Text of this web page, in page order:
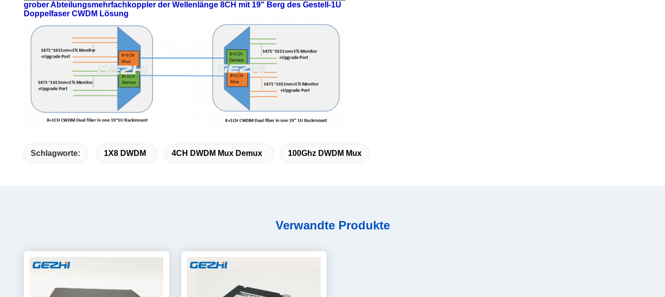
grober Abteilungsmehrfachkoppler der Wellenlänge 8CH mit 19" Berg des Gestell-1U
Doppelfaser CWDM Lösung
Schlagworte: 1X8 DWDM 4CH DWDM Mux Demux 100Ghz DWDM Mux
Verwandte Produkte